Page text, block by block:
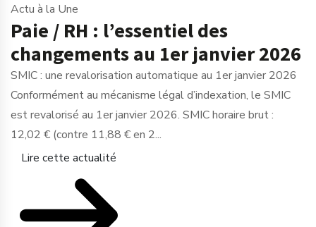
Actu à la Une
Paie / RH : l’essentiel des
changements au 1er janvier 2026
SMIC : une revalorisation automatique au 1er janvier 2026
Conformément au mécanisme légal d’indexation, le SMIC
est revalorisé au 1er janvier 2026. SMIC horaire brut :
12,02 € (contre 11,88 € en 2...
Lire cette actualité